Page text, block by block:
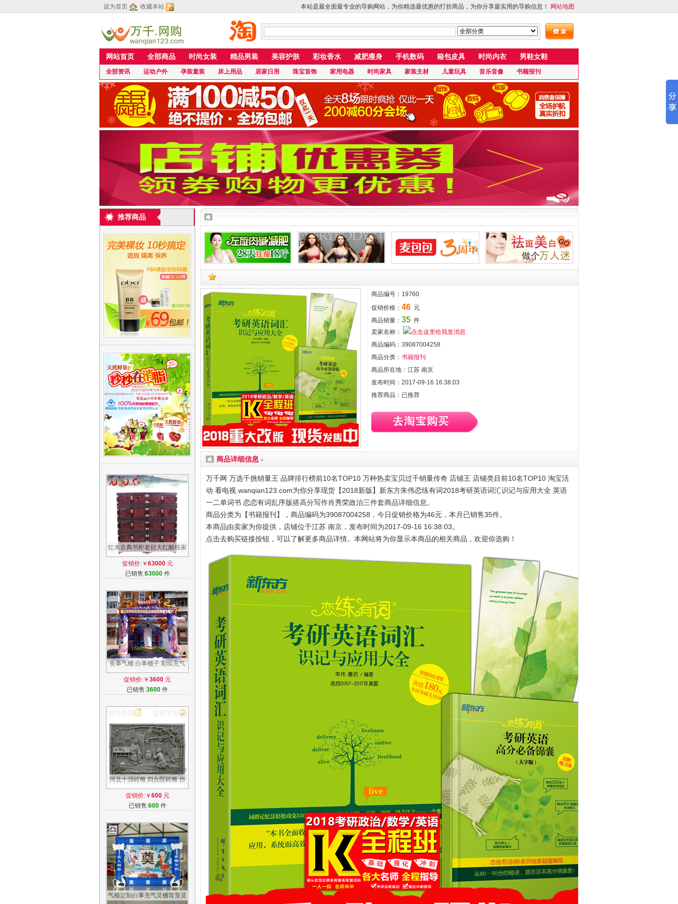
设为首页 收藏本站 本站是最全面最专业的导购网站，为你精选最优惠的打折商品，为你分享最实用的导购信息！ 网站地图
网站首页 全部商品 时尚女装 精品男装 美容护肤 彩妆香水 减肥瘦身 手机数码 箱包皮具 时尚内衣 男鞋女鞋
全部资讯 运动户外 孕装童装 床上用品 居家日用 珠宝首饰 家用电器 时尚家具 家装主材 儿童玩具 音乐音像 书籍报刊
推荐商品
红木古典书柜老挝大红酸枝家
具储物柜中式实木书橱画柜藏
画24孝柜
促销价:￥ 63000元
已销售:63000件
丧事气棚 白事棚子 彩绘充气
棚 24孝气棚 八仙灵棚 灵堂气
棚
促销价:￥ 3600 元
已销售:3600 件
河北十强砖雕 四合院砖雕 仿
古24孝砖雕 二十四孝砖雕 齿
指痛心
促销价:￥ 600元
已销售:600件
气模定制白事充气灵棚背景灵
有词乱序版搭高分写作肖秀荣政治三件套
现货【2018新版】新东方朱伟恋练有词2018考研英语词汇识记与应用大全 英语一二单词书 恋恋有词乱序版搭高分写作肖
秀荣政治三件套
商品编号： 19760
促销价格： 46 元
商品销量： 35 件
卖家名称：
商品编码： 39087004258
商品分类： 书籍报刊
商品所在地： 江苏 南京
发布时间： 2017-09-16 16:38:03
推荐商品： 已推荐
商品详细信息 -
现货【2018新版】新东方朱伟恋练有词2018考研英语词汇识记与应用大全 英语一二单词书 恋恋有词乱序版搭高分写作
肖秀荣政治三件套
万千网 万选千挑销量王 品牌排行榜前10名TOP10 万种热卖宝贝过千销量传奇 店铺王 店铺类目前10名TOP10 淘宝活
动 看电视 wanqian123.com为你分享现货【2018新版】新东方朱伟恋练有词2018考研英语词汇识记与应用大全 英语
一二单词书 恋恋有词乱序版搭高分写作肖秀荣政治三件套商品详细信息。
商品分类为【书籍报刊】，商品编码为39087004258，今日促销价格为46元，本月已销售35件。
本商品由卖家为你提供，店铺位于江苏 南京，发布时间为2017-09-16 16:38:03。
点击去购买链接按钮，可以了解更多商品详情。本网站将为你显示本商品的相关商品，欢迎你选购！